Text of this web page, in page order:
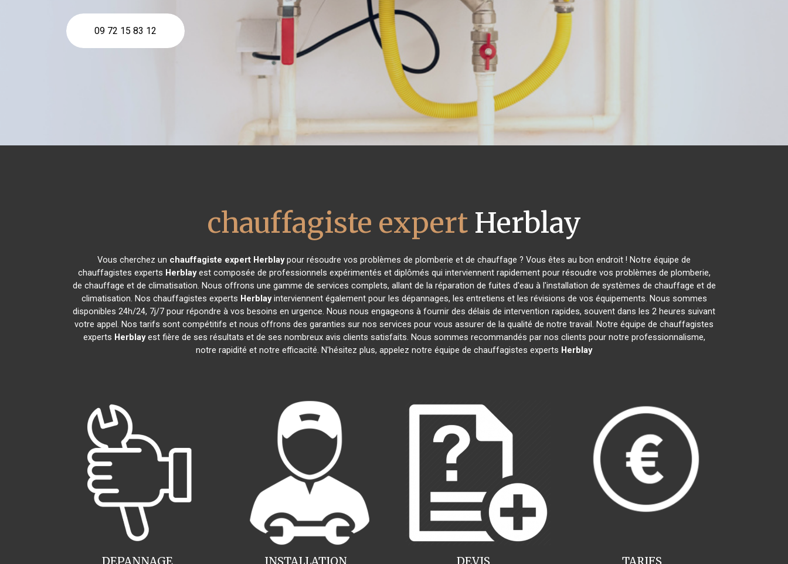
09 72 15 83 12
chauffagiste expert Herblay
Vous cherchez un chauffagiste expert Herblaypour résoudre vos problèmes de plomberie et de chauffage ? Vous êtes au bon endroit ! Notre équipe de
chauffagistes experts Herblayest composée de professionnels expérimentés et diplômés qui interviennent rapidement pour résoudre vos problèmes de plomberie,
de chauffage et de climatisation. Nous offrons une gamme de services complets, allant de la réparation de fuites d'eau à l'installation de systèmes de chauffage et de
climatisation. Nos chauffagistes experts Herblayinterviennent également pour les dépannages, les entretiens et les révisions de vos équipements. Nous sommes
disponibles 24h/24, 7j/7 pour répondre à vos besoins en urgence. Nous nous engageons à fournir des délais de intervention rapides, souvent dans les 2 heures suivant
votre appel. Nos tarifs sont compétitifs et nous offrons des garanties sur nos services pour vous assurer de la qualité de notre travail. Notre équipe de chauffagistes
experts Herblayest fière de ses résultats et de ses nombreux avis clients satisfaits. Nous sommes recommandés par nos clients pour notre professionnalisme,
notre rapidité et notre efficacité. N'hésitez plus, appelez notre équipe de chauffagistes experts Herblay
INSTALLATION
DEPANNAGE TARIFS
DEVIS